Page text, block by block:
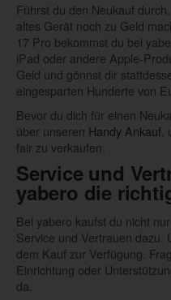
Führst du den Neukauf
altes Gerät noch zu Geld
17 Pro bekommst du bei
iPad oder andere Apple-
Geld und gönnst dir
eingesparten Hunderte von
Bevor du dich für einen
über unseren Handy Ankauf
fair zu verkaufen.
Service und
yabero die
Bei yabero kaufst du nicht
Service und Vertrauen dazu.
dem Kauf zur Verfügung.
Einrichtung oder
da.